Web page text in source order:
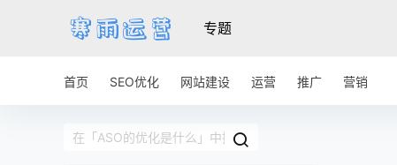
专题
首页 SEO优化 网站建设 运营 推广 营销